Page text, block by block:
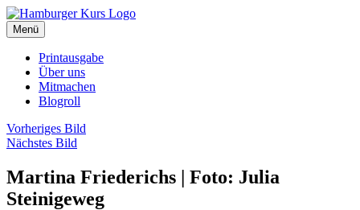
Zum
Inhalt
springen
Hamburger Kurs
SPD Hamburg Blog
Menü
Printausgabe
Über uns
Mitmachen
Blogroll
Vorheriges Bild
Nächstes Bild
Martina Friederichs | Foto: Julia
Steinigeweg